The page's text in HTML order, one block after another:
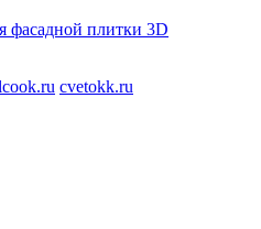
фасадной плитки 3D
cvetokk.ru